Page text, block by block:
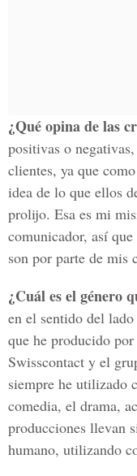
¿Qué opina de las
positivas o
clientes, ya que
idea de lo que ellos
prolijo. Esa es mi
comunicador, así
son por parte de mis
¿Cuál es el género
en el sentido del
que he producido
Swisscontact y el
siempre he utilizado
comedia, el drama,
producciones llevan
humano, utilizando